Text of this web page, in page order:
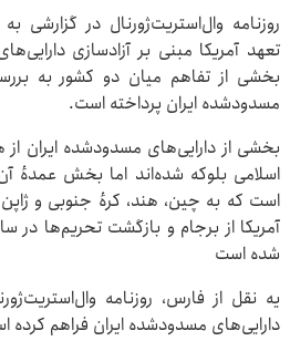
روزنامه وال‌استریت‌ژورنال در
تعهد آمریکا مبنی بر آزادسازی
بخشی از تفاهم میان دو کشور به
مسدودشده ایران پرداخته است.
بخشی از دارایی‌های مسدودشده ایران
اسلامی بلوکه شده‌اند اما بخش عمدهٔ
است که به چین، هند، کرهٔ جنوبی و
شده است
یه نقل از فارس، روزنامه
دارایی‌های مسدودشده ایران فراهم کرده